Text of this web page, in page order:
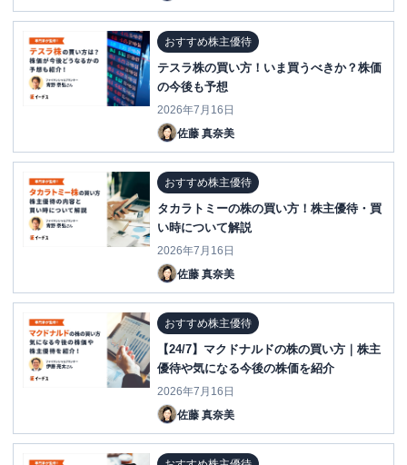
おすすめ株主優待
テスラ株の買い方！いま買うべきか？株価
の今後も予想
2026年7月16日
佐藤 真奈美
おすすめ株主優待
タカラトミーの株の買い方！株主優待・買
い時について解説
2026年7月16日
佐藤 真奈美
おすすめ株主優待
【24/7】マクドナルドの株の買い方｜株主
優待や気になる今後の株価を紹介
2026年7月16日
佐藤 真奈美